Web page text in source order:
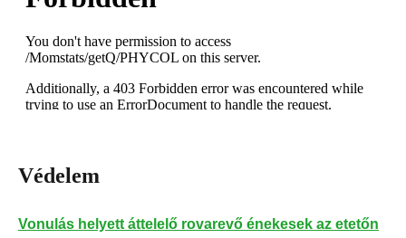
Védelem
Vonulás helyett áttelelő rovarevő énekesek az etetőn